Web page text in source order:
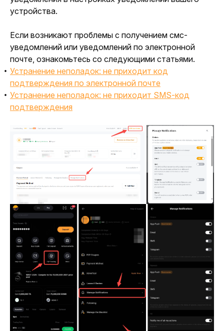
устройства.
Если возникают проблемы с получением смс-
уведомлений или уведомлений по электронной
почте, ознакомьтесь со следующими статьями.
Устранение неполадок: не приходит код
подтверждения по электронной почте
Устранение неполадок: не приходит SMS-код
подтверждения